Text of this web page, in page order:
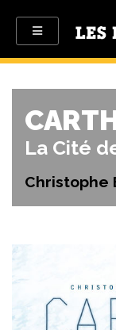
La Cité
Christophe